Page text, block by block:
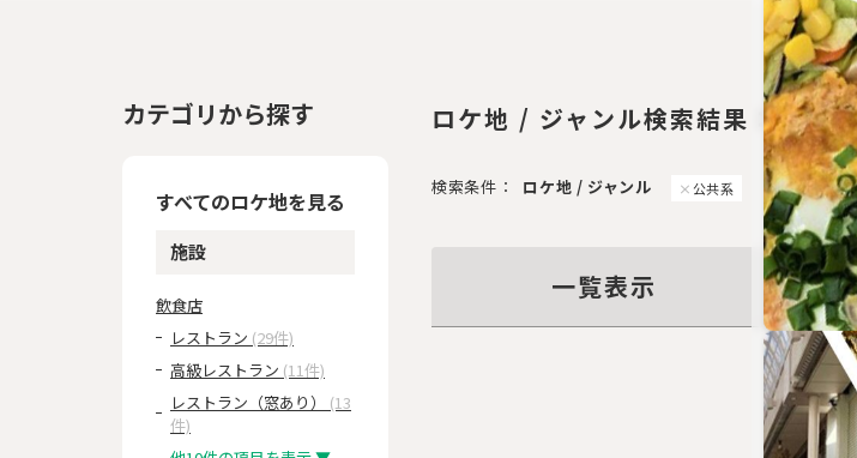
ロケ地 / ジャンル検索結果：38件
検索条件： ロケ地 / ジャンル 公共系
一覧表示
カテゴリから探す
すべてのロケ地を見る
施設
飲食店
レストラン (29件)
高級レストラン (11件)
レストラン（窓あり） (13
件)